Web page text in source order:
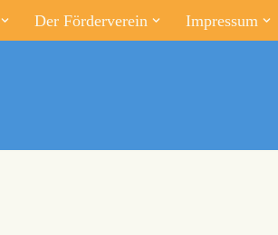
Der Förderverein Impressum